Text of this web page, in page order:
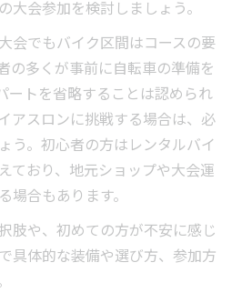
大会参加を検討しましょう。
会でもバイク区間はコースの要
の多くが事前に自転車の準備を
ートを省略することは認められ
アスロンに挑戦する場合は、必
う。初心者の方はレンタルバイ
ており、地元ショップや大会運
場合もあります。
肢や、初めての方が不安に感じ
具体的な装備や選び方、参加方